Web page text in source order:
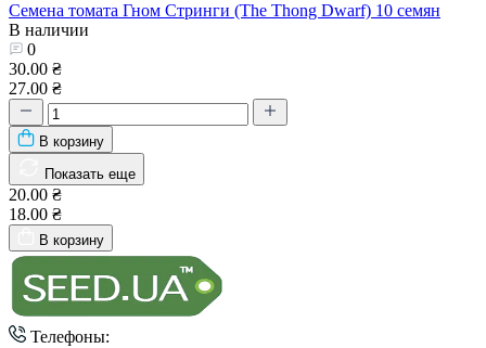
Семена томата Гном Стринги (The Thong Dwarf) 10 семян
В наличии
0
30.00 ₴
27.00 ₴
В корзину
Показать еще
20.00 ₴
18.00 ₴
В корзину
Телефоны: